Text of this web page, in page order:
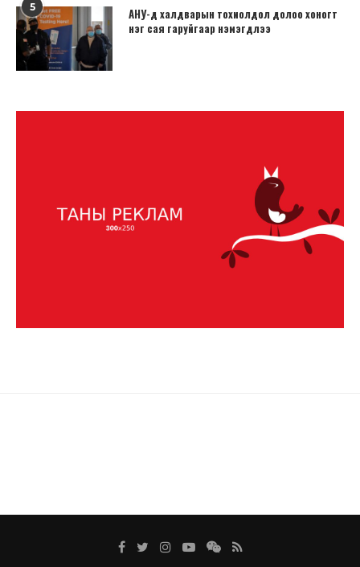
5
АНУ-д халдварын тохиолдол долоо хоногт
нэг сая гаруйгаар нэмэгдлээ